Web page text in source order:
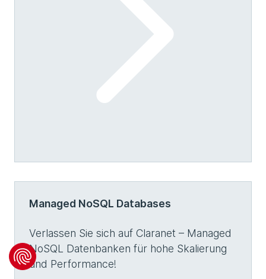
Managed NoSQL Databases
Verlassen Sie sich auf Claranet – Managed
NoSQL Datenbanken für hohe Skalierung
und Performance!